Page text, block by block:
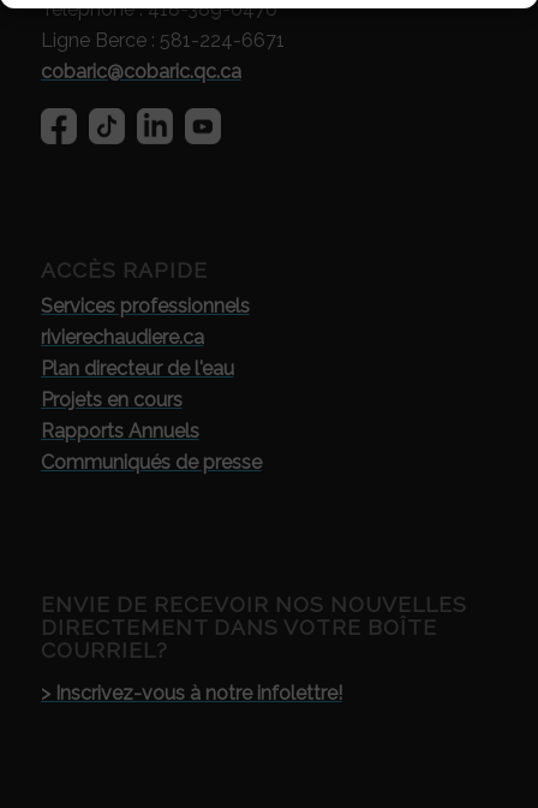
Téléphone : 418-389-0476
Ligne Berce : 581-224-6671
cobaric@cobaric.qc.ca
ACCÈS RAPIDE
Services professionnels
rivierechaudiere.ca
Plan directeur de l'eau
Projets en cours
Rapports Annuels
Communiqués de presse
ENVIE DE RECEVOIR NOS NOUVELLES
DIRECTEMENT DANS VOTRE BOÎTE
COURRIEL?
> Inscrivez-vous à notre infolettre!